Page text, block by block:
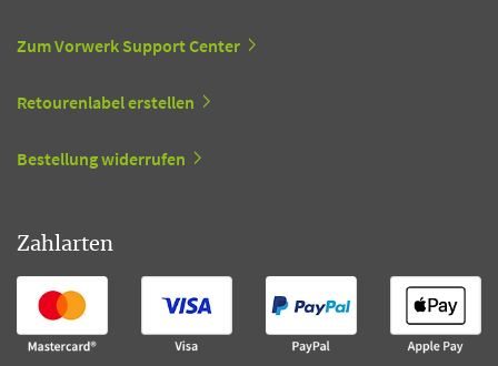
Zum Vorwerk Support Center
Retourenlabel erstellen
Bestellung widerrufen
Zahlarten